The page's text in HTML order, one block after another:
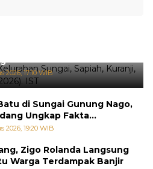
15 Titik Banjir Terdeteksi di
2026, 17:10 WIB
di Sungai Gunung Nago,
Ungkap Fakta
2026, 19:20 WIB
Zigo Rolanda Langsung
Warga Terdampak Banjir